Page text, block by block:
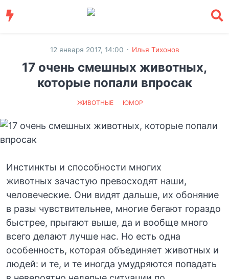
12 января 2017, 14:00 · Илья Тихонов
17 очень смешных животных,
которые попали впросак
ЖИВОТНЫЕ ЮМОР
Инстинкты и способности многих
животных зачастую превосходят наши,
человеческие. Они видят дальше, их обоняние
в разы чувствительнее, многие бегают гораздо
быстрее, прыгают выше, да и вообще много
всего делают лучше нас. Но есть одна
особенность, которая объединяет животных и
людей: и те, и те иногда умудряются попадать